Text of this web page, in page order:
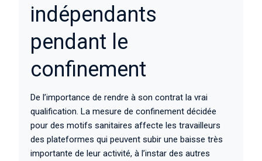
indépendants
pendant le
confinement
De l’importance de rendre à son contrat la vrai
qualification. La mesure de confinement décidée
pour des motifs sanitaires affecte les travailleurs
des plateformes qui peuvent subir une baisse très
importante de leur activité, à l’instar des autres